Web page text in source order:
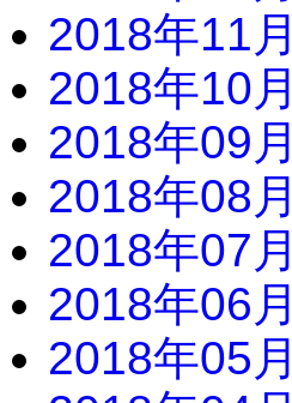
2018年11月
2018年10月
2018年09月
2018年08月
2018年07月
2018年06月
2018年05月